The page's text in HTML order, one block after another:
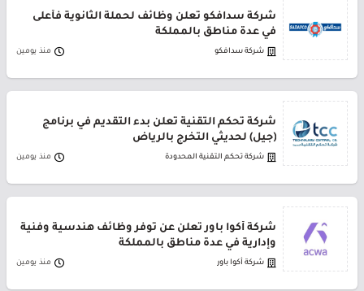
شركة سدافكو تعلن وظائف لحملة الثانوية فأعلى
في عدة مناطق بالمملكة
شركة سدافكو منذ يومين
شركة تحكم التقنية تعلن بدء التقديم في برنامج
(جيل) لحديثي التخرج بالرياض
شركة تحكم التقنية المحدودة منذ يومين
شركة أكوا باور تعلن عن توفر وظائف هندسية وفنية
وإدارية في عدة مناطق بالمملكة
شركة أكوا باور منذ يومين